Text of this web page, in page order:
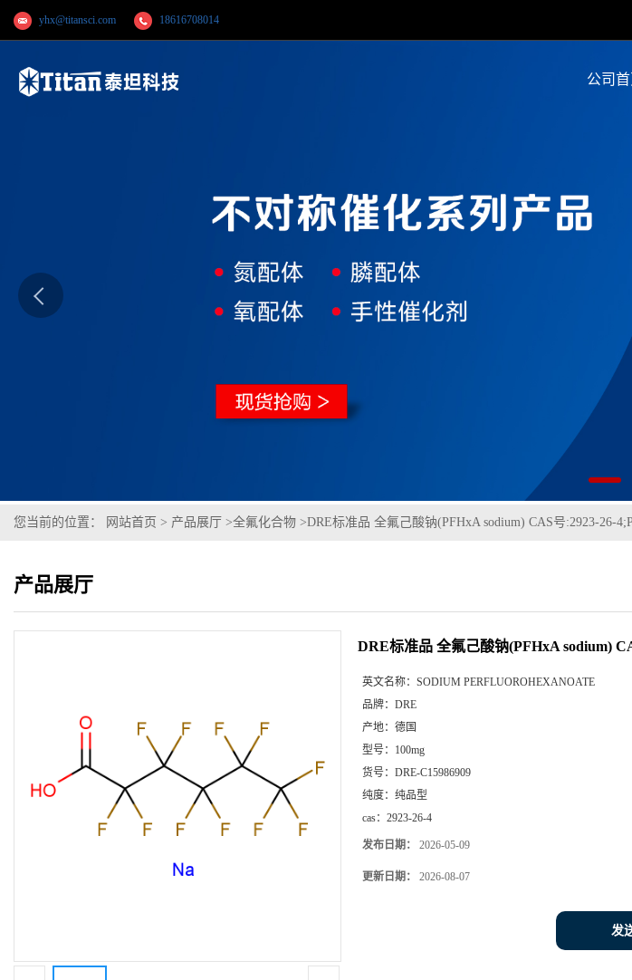
yhx@titansci.com 18616708014
公司
您当前的位置： 网站首页 > 产品展厅 >全氟化合物 >DRE标准品 全氟己酸钠(PFHxA sodium) CAS号:2923-26-
产品展厅
DRE标准品 全氟己酸钠(PFHxA sodium)
英文名称： SODIUM PERFLUOROHEXANOATE
品牌： DRE
产地： 德国
型号： 100mg
货号： DRE-C15986909
纯度： 纯品型
cas： 2923-26-4
发布日期： 2026-05-09
更新日期： 2026-08-07
发